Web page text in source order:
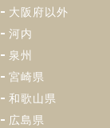
大阪府以外
河内
泉州
宮崎県
和歌山県
広島県